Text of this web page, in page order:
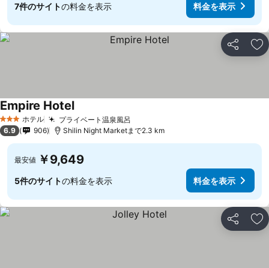
7件のサイトの料金を表示 料金を表示
シェア お
3 ホテルのランク
ホテル プライベート温泉風呂
Empire Hotel料金を表示
6.9 906 Shilin Night Marketまで2.3 km
最安値 ￥9,649
5件のサイトの料金を表示 料金を表示
シェア お